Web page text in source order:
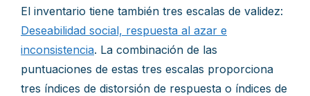
El inventario tiene también tres escalas de validez:
Deseabilidad social, respuesta al azar e
inconsistencia. La combinación de las
puntuaciones de estas tres escalas proporciona
tres índices de distorsión de respuesta o índices de